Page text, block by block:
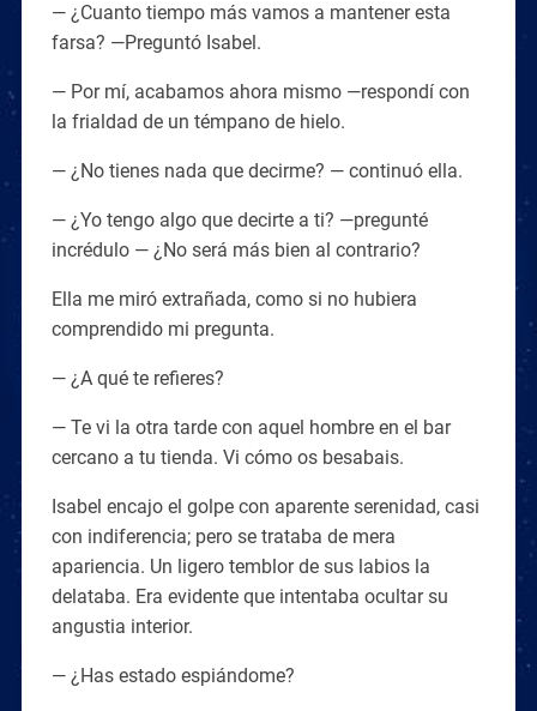
— ¿Cuanto tiempo más vamos a mantener esta
farsa? —Preguntó Isabel.
— Por mí, acabamos ahora mismo —respondí con
la frialdad de un témpano de hielo.
— ¿No tienes nada que decirme? — continuó ella.
— ¿Yo tengo algo que decirte a ti? —pregunté
incrédulo — ¿No será más bien al contrario?
Ella me miró extrañada, como si no hubiera
comprendido mi pregunta.
— ¿A qué te refieres?
— Te vi la otra tarde con aquel hombre en el bar
cercano a tu tienda. Vi cómo os besabais.
Isabel encajo el golpe con aparente serenidad, casi
con indiferencia; pero se trataba de mera
apariencia. Un ligero temblor de sus labios la
delataba. Era evidente que intentaba ocultar su
angustia interior.
— ¿Has estado espiándome?